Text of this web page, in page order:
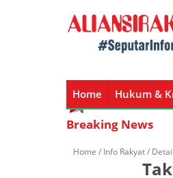
Home Hukum &
Home Hukum
Breaking News
Home / Info Rakyat/